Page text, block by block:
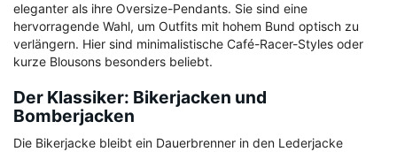
eleganter als ihre Oversize-Pendants. Sie sind eine
hervorragende Wahl, um Outfits mit hohem Bund optisch zu
verlängern. Hier sind minimalistische Café-Racer-Styles oder
kurze Blousons besonders beliebt.
Der Klassiker: Bikerjacken und
Bomberjacken
Die Bikerjacke bleibt ein Dauerbrenner in den Lederjacke